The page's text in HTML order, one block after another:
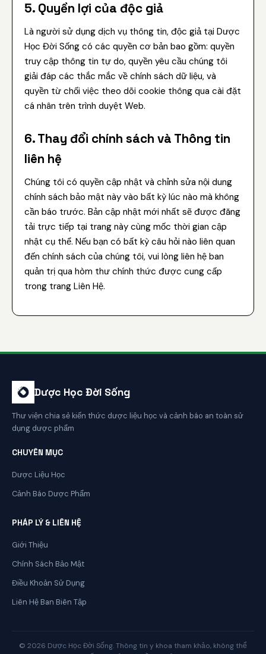
5. Quyền lợi của độc giả
Là người sử dụng dịch vụ thông tin, độc giả tại Dược
Học Đời Sống có các quyền cơ bản bao gồm: quyền
truy cập thông tin tự do, quyền yêu cầu chúng tôi
giải đáp các thắc mắc về chính sách dữ liệu, và
quyền từ chối việc theo dõi cookie thông qua cài đặt
cá nhân trên trình duyệt Web.
6. Thay đổi chính sách và Thông tin
liên hệ
Chúng tôi có quyền cập nhật và chỉnh sửa nội dung
chính sách bảo mật này vào bất kỳ lúc nào mà không
cần báo trước. Bản cập nhật mới nhất sẽ được đăng
tải trực tiếp tại trang này cùng mốc thời gian cập
nhật cụ thể. Nếu bạn có bất kỳ câu hỏi nào liên quan
đến chính sách của chúng tôi, vui lòng liên hệ ban
quản trị qua hòm thư chính thức được cung cấp
trong trang Liên Hệ.
Dược Học Đời Sống
Thư viện chia sẻ kiến thức dược liệu học và cảnh báo an toàn sử
dụng dược phẩm
CHUYÊN MỤC
Dược Liệu Học
Cảnh Báo Dược Phẩm
PHÁP LÝ & LIÊN HỆ
Giới Thiệu
Chính Sách Bảo Mật
Điều Khoản Sử Dụng
Liên Hệ Ban Biên Tập
© 2026 Dược Học Đời Sống. Thông tin y khoa tham khảo, không thể